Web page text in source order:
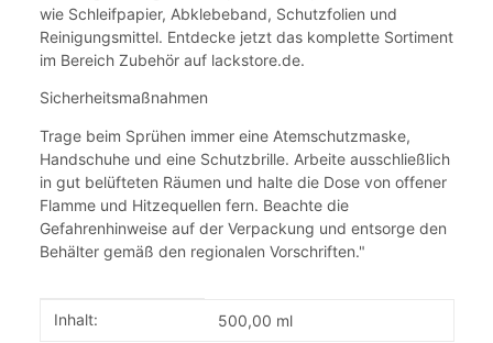
wie Schleifpapier, Abklebeband, Schutzfolien und
Reinigungsmittel. Entdecke jetzt das komplette Sortiment
im Bereich Zubehör auf lackstore.de.
Sicherheitsmaßnahmen
Trage beim Sprühen immer eine Atemschutzmaske,
Handschuhe und eine Schutzbrille. Arbeite ausschließlich
in gut belüfteten Räumen und halte die Dose von offener
Flamme und Hitzequellen fern. Beachte die
Gefahrenhinweise auf der Verpackung und entsorge den
Behälter gemäß den regionalen Vorschriften."
Produkteigenschaft
Wert
Inhalt: 500,00 ml